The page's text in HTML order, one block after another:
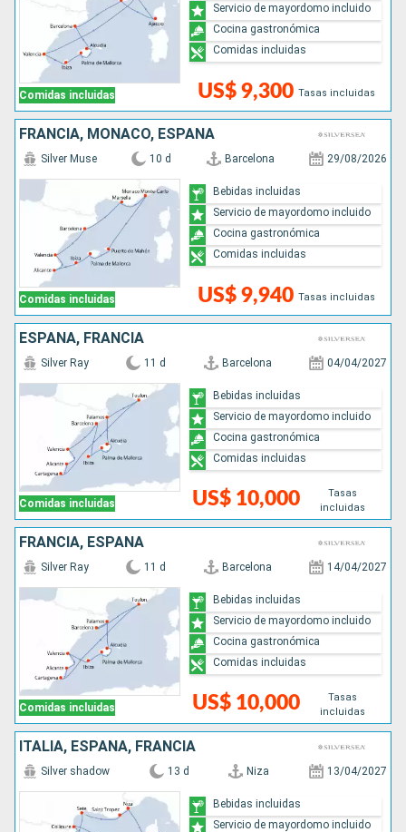
Comidas incluidas US$ 9,300 Tasas incluidas
Servicio de mayordomo incluido
Cocina gastronómica
Comidas incluidas
FRANCIA, MONACO, ESPAÑA
Comidas incluidas
Silver Muse 10 d Barcelona 29/08/2026
US$ 9,940 Tasas incluidas
Bebidas incluidas
Servicio de mayordomo incluido
Cocina gastronómica
Comidas incluidas
ESPAÑA, FRANCIA
Comidas incluidas
Silver Ray 11 d Barcelona 04/04/2027
US$ 10,000
Tasas
incluidas
Bebidas incluidas
Servicio de mayordomo incluido
Cocina gastronómica
Comidas incluidas
FRANCIA, ESPAÑA
Comidas incluidas
Silver Ray 11 d Barcelona 14/04/2027
US$ 10,000
Tasas
incluidas
Bebidas incluidas
Servicio de mayordomo incluido
Cocina gastronómica
Comidas incluidas
ITALIA, ESPAÑA, FRANCIA
Silver shadow 13 d Niza 13/04/2027
Bebidas incluidas
Servicio de mayordomo incluido